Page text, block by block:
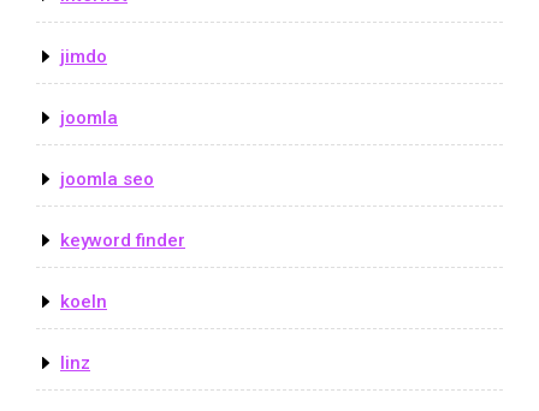
jimdo
joomla
joomla seo
keyword finder
koeln
linz